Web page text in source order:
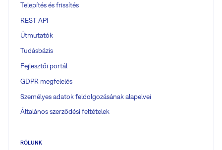
Telepítés és frissítés
REST API
Útmutatók
Tudásbázis
Fejlesztői portál
GDPR megfelelés
Személyes adatok feldolgozásának alapelvei
Általános szerződési feltételek
RÓLUNK